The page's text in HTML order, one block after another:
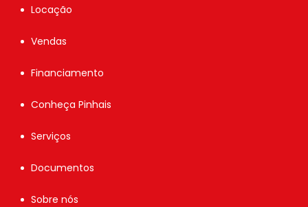
Locação
Vendas
Financiamento
Conheça Pinhais
Serviços
Documentos
Sobre nós